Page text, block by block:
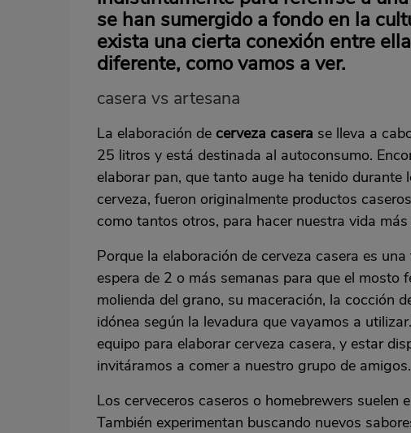
se han sumergido a fondo en la
exista una cierta conexión entre
diferente, como vamos a ver.
casera vs artesana
La elaboración de cerveza casera se lleva a
25 litros y está destinada al autoconsumo.
elaborar pan, que tanto auge ha tenido
cerveza, fueron originalmente productos
como tantos otros, para hacer nuestra vida más
Porque la elaboración de cerveza casera es
espera de 2 o más semanas para que el mosto
molienda del grano, su maceración, la cocción
idónea según la levadura que vayamos a
equipo para elaborar cerveza casera, y estar
invitáramos a comer a nuestro grupo de amigos.
Los cerveceros caseros o homebrewers suelen
También experimentan buscando nuevos